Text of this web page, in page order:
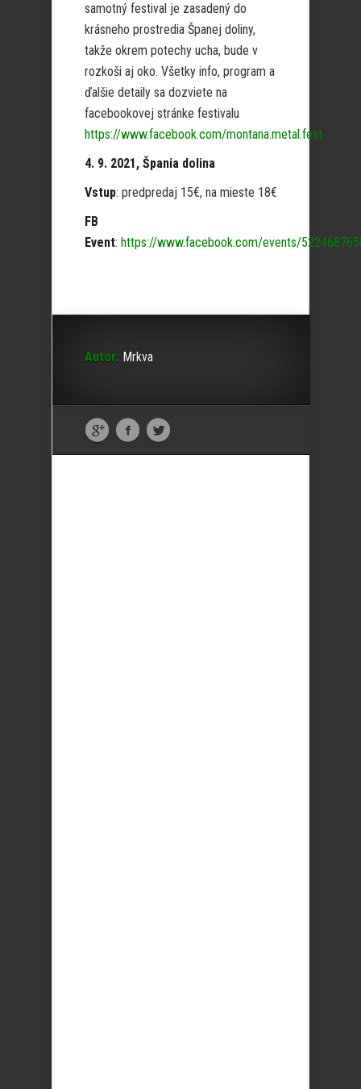
samotný festival je zasadený do
krásneho prostredia Španej doliny,
takže okrem potechy ucha, bude v
rozkoši aj oko. Všetky info, program a
ďalšie detaily sa dozviete na
facebookovej stránke festivalu
https://www.facebook.com/montana.metal.fest
4. 9. 2021, Špania dolina
Vstup: predpredaj 15€, na mieste 18€
FB
Event: https://www.facebook.com/events/
Autor: Mrkva